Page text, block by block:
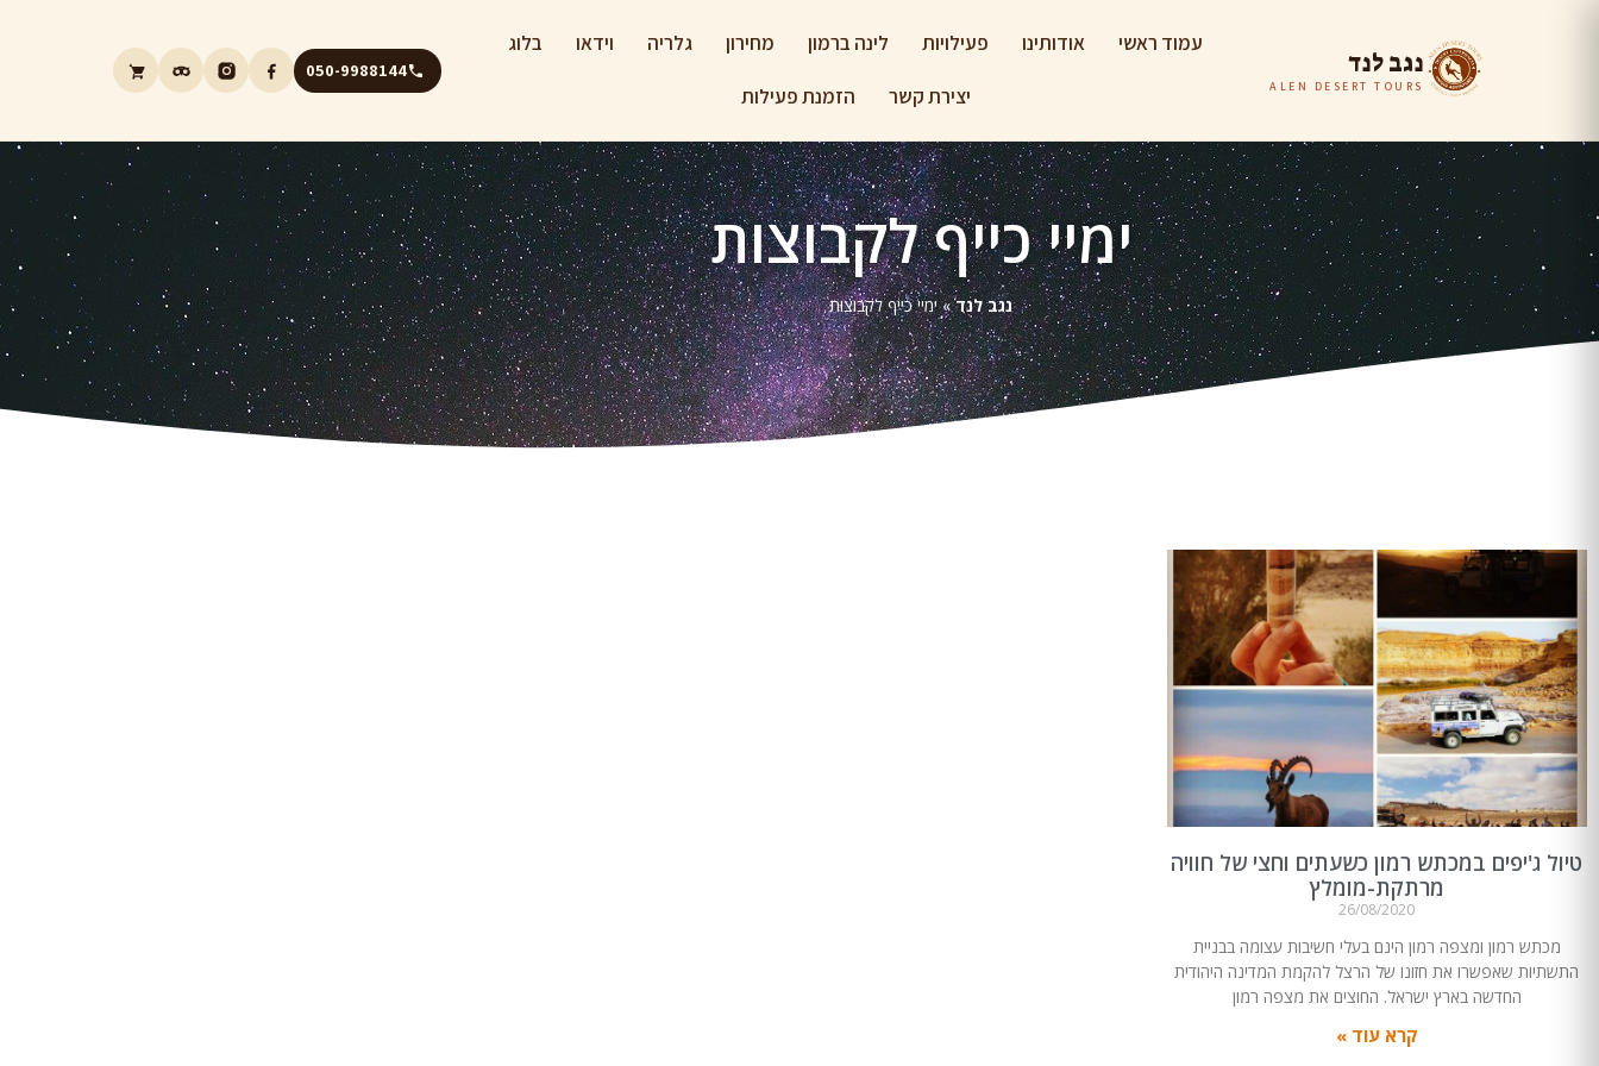
נגב לנד
ALEN DESERT TOURS
עמוד ראשי אודותינו פעילויות לינה ברמון מחירון גלריה וידאו בלוג
יצירת קשר הזמנת פעילות
050-9988144
ימיי כייף לקבוצות
נגב לנד»ימיי כייף לקבוצות
טיול ג'יפים במכתש רמון כשעתים וחצי של חוויה
מרתקת-מומלץ
26/08/2020
מכתש רמון ומצפה רמון הינם בעלי חשיבות עצומה בבניית
התשתיות שאפשרו את חזונו של הרצל להקמת המדינה היהודית
החדשה בארץ ישראל. החוצים את מצפה רמון
קרא עוד »